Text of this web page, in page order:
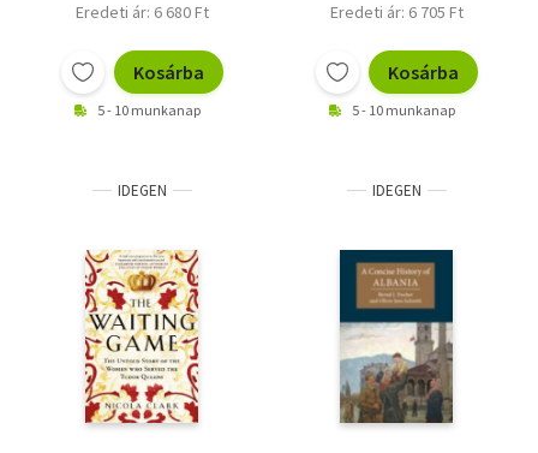
Eredeti ár: 6 680 Ft
Kosárba
5 - 10 munkanap
Eredeti ár: 6 705 Ft
Kosárba
5 - 10 munkanap
IDEGEN IDEGEN